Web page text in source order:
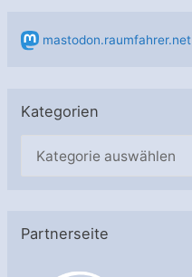
mastodon.raumfahrer.net
Kategorien
g
Partnerseite